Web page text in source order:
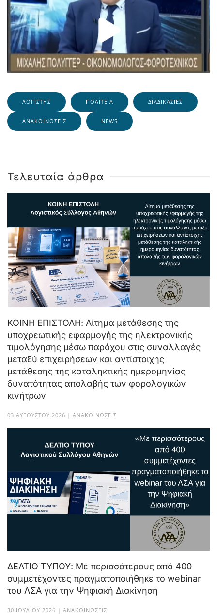
ΛΟΓΙΣΤΉΣ ΠΟΛΙΤΕΊΑ ΔΙΑΔΙΚΑΣΊΕΣ
ΑΝΑΚΟΙΝΏΣΕΙΣ NEWS
Τελευταία άρθρα
ΚΟΙΝΗ ΕΠΙΣΤΟΛΗ: Αίτημα μετάθεσης της
υποχρεωτικής εφαρμογής της ηλεκτρονικής
τιμολόγησης μέσω παρόχου στις συναλλαγές
μεταξύ επιχειρήσεων και αντίστοιχης
μετάθεσης της καταληκτικής ημερομηνίας
δυνατότητας απολαβής των φορολογικών
κινήτρων
03 ΑΥΓΟΎΣΤΟΥ 2026 | ΑΝΑΚΟΙΝΏΣΕΙΣ
ΔΕΛΤΙΟ ΤΥΠΟΥ: Με περισσότερους από 400
συμμετέχοντες πραγματοποιήθηκε το webinar
του ΛΣΑ για την Ψηφιακή Διακίνηση
30 ΙΟΥΛΊΟΥ 2026 | ΑΝΑΚΟΙΝΏΣΕΙΣ